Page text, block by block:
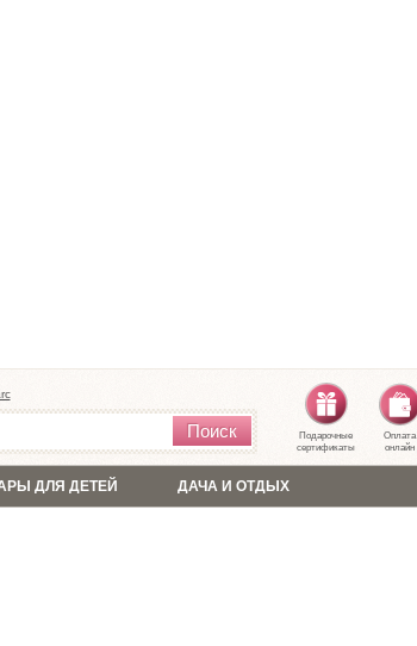
Поиск
Подарочные
сертификаты
Оплата
онлайн
ДЛЯ ДЕТЕЙ ДАЧА И ОТДЫХ